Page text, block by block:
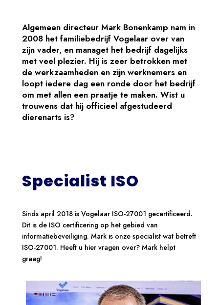
Algemeen directeur Mark Bonenkamp nam in
2008 het familiebedrijf Vogelaar over van
zijn vader, en managet het bedrijf dagelijks
met veel plezier. Hij is zeer betrokken met
de werkzaamheden en zijn werknemers en
loopt iedere dag een ronde door het bedrijf
om met allen een praatje te maken. Wist u
trouwens dat hij officieel afgestudeerd
dierenarts is?
Specialist ISO
Sinds april 2018 is Vogelaar ISO-27001 gecertificeerd.
Dit is de ISO certificering op het gebied van
informatiebeveiliging. Mark is onze specialist wat betreft
ISO-27001. Heeft u hier vragen over? Mark helpt
graag!